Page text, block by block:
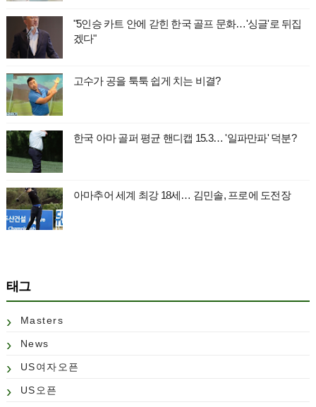
"5인승 카트 안에 갇힌 한국 골프 문화…'싱글'로 뒤집
겠다"
고수가 공을 툭툭 쉽게 치는 비결?
한국 아마 골퍼 평균 핸디캡 15.3… '일파만파' 덕분?
아마추어 세계 최강 18세… 김민솔, 프로에 도전장
태그
Masters
News
US여자오픈
US오픈